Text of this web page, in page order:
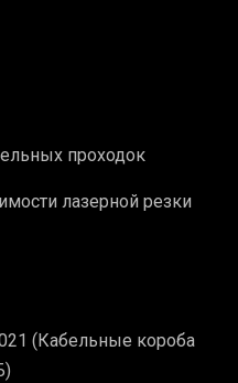
проходок
лазерной резки
(Кабельные короба